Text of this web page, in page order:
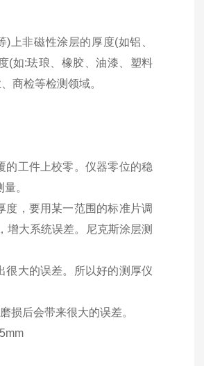
非磁性涂层的厚度(如铝、
(如:珐琅、橡胶、油漆、塑料
商检等检测领域。
工件上校零。仪器零位的稳
。
，要用某一范围的标准片调
增大系统误差。尼克斯涂层测
大的误差。所以好的测厚仪
后会带来很大的误差。